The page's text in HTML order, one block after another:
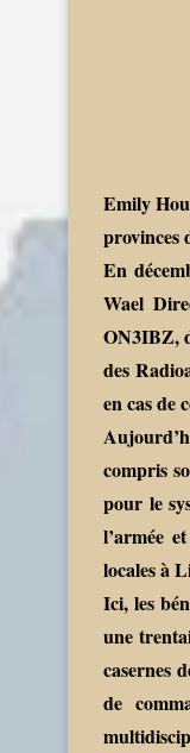
Emily
provinces
En
Wael
ON3IBZ,
des
en cas de
compris
pour le
l’armée
locales à
Ici, les
une
casernes
de